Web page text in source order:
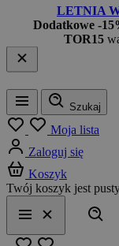
LETNIA
Dodatkowe -
TOR15
Menu
Szukaj
Moja lista
Zaloguj się
Koszyk
Twój koszyk jest
Menu
Zamknij